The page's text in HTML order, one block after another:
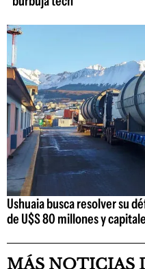
Ushuaia busca resolver su
de U$S 80 millones y
MÁS NOTICIAS